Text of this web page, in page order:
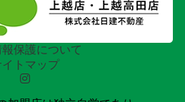
保護について
イトマップ